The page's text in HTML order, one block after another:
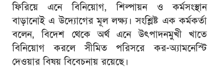
ফিরিয়ে এনে বিনিয়োগ, শিল্পায়ন ও কর্মসংস্থান
বাড়ানোই এ উদ্যোগের মূল লক্ষ্য। সংশ্লিষ্ট এক কর্মকর্তা
বলেন, বিদেশ থেকে অর্থ এনে উৎপাদনমুখী খাতে
বিনিয়োগ করলে সীমিত পরিসরে কর-অ্যামনেস্টি
দেওয়ার বিষয় বিবেচনায় রয়েছে।